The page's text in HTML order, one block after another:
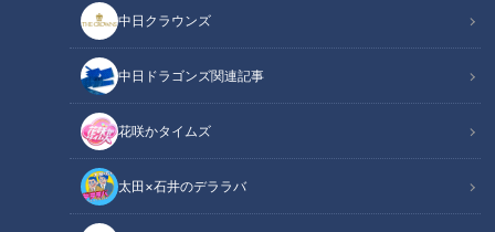
中日クラウンズ
中日ドラゴンズ関連記事
花咲かタイムズ
太田×石井のデララバ
・ディレクターが取材対象に迫った、テレビでは放送していない特
・ＣＢＣテレビ「チャント！」の特集を厳選して公開します。
（月～金 午後3時49分から午後7時 愛知・岐阜・三重で放送）
YouTube
ピエロと呼ばれた息子 の記事一覧